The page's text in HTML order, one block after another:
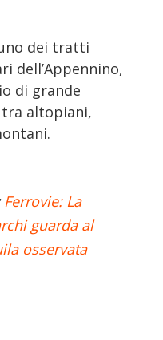
dei tratti
dell’Appennino,
di grande
altopiani,
Ferrovie: La
guarda al
osservata